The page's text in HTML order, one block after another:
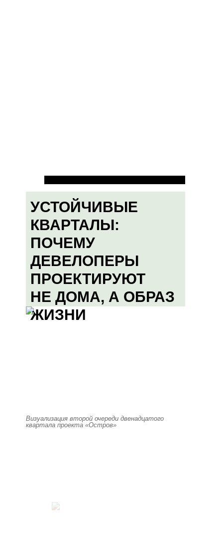
УСТОЙЧИВЫЕ
КВАРТАЛЫ:
ПОЧЕМУ
ДЕВЕЛОПЕРЫ
ПРОЕКТИРУЮТ
НЕ ДОМА, А ОБРАЗ
ЖИЗНИ
Визуализация второй очереди двенадцатого
квартала проекта «Остров»